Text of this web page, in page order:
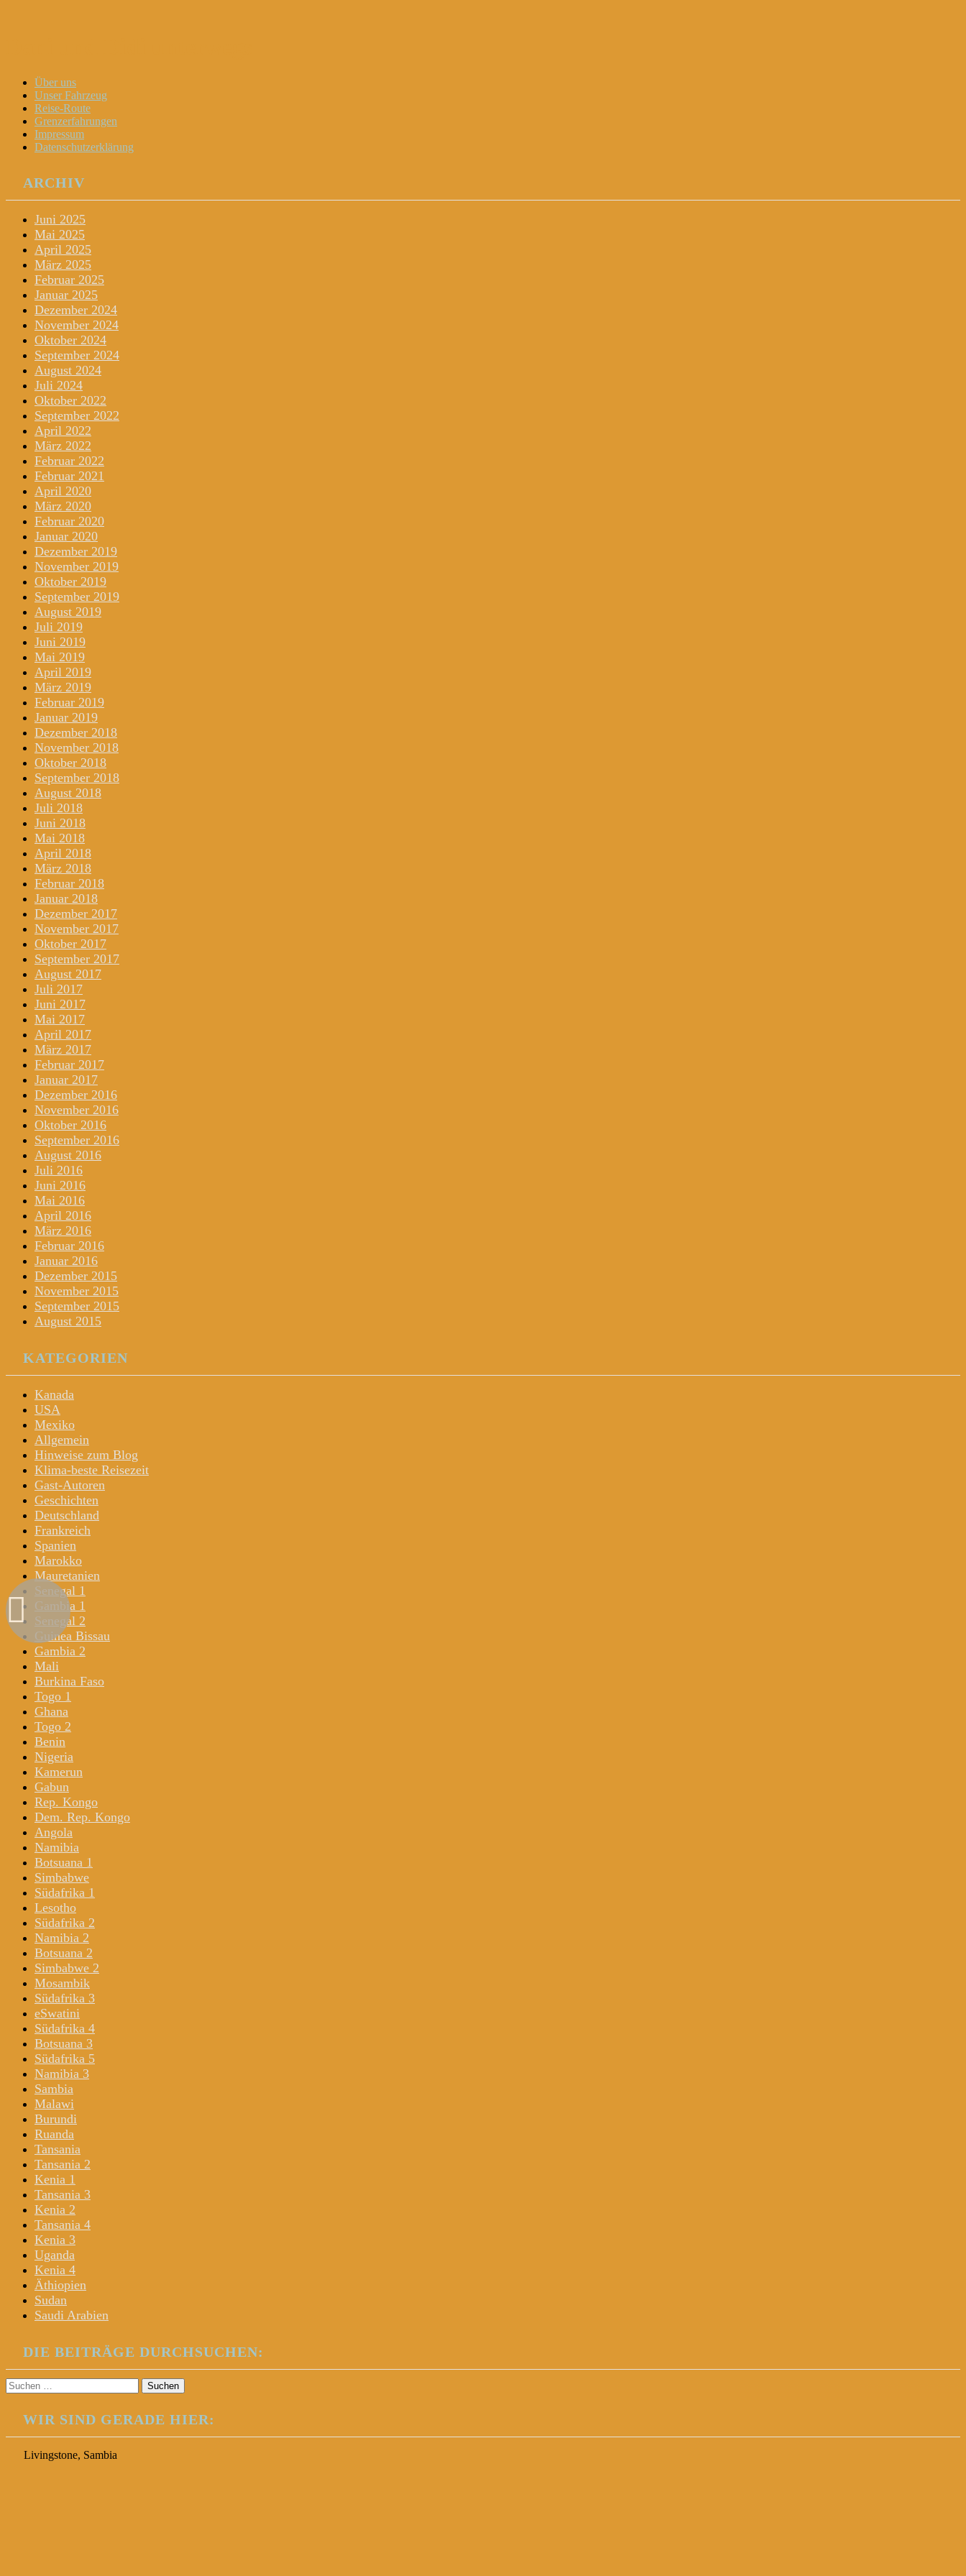
Menu
Widgets
Search
Skip
content
Über uns
Unser Fahrzeug
Reise-Route
Grenzerfahrungen
Impressum
Datenschutzerklärung
ARCHIV
Juni 2025
Mai 2025
April 2025
März 2025
Februar 2025
Januar 2025
Dezember 2024
November 2024
Oktober 2024
September 2024
August 2024
Juli 2024
Oktober 2022
September 2022
April 2022
März 2022
Februar 2022
Februar 2021
April 2020
März 2020
Februar 2020
Januar 2020
Dezember 2019
November 2019
Oktober 2019
September 2019
August 2019
Juli 2019
Juni 2019
Mai 2019
April 2019
März 2019
Februar 2019
Januar 2019
Dezember 2018
November 2018
Oktober 2018
September 2018
August 2018
Juli 2018
Juni 2018
Mai 2018
April 2018
März 2018
Februar 2018
Januar 2018
Dezember 2017
November 2017
Oktober 2017
September 2017
August 2017
Juli 2017
Juni 2017
Mai 2017
April 2017
März 2017
Februar 2017
Januar 2017
Dezember 2016
November 2016
Oktober 2016
September 2016
August 2016
Juli 2016
Juni 2016
Mai 2016
April 2016
März 2016
Februar 2016
Januar 2016
Dezember 2015
November 2015
September 2015
August 2015
KATEGORIEN
Kanada
USA
Mexiko
Allgemein
Hinweise zum Blog
Klima-beste Reisezeit
Gast-Autoren
Geschichten
Deutschland
Frankreich
Spanien
Marokko
Mauretanien
Senegal 1
Gambia 1
Senegal 2
Guinea Bissau
Gambia 2
Mali
Burkina Faso
Togo 1
Ghana
Togo 2
Benin
Nigeria
Kamerun
Gabun
Rep. Kongo
Dem. Rep. Kongo
Angola
Namibia
Botsuana 1
Simbabwe
Südafrika 1
Lesotho
Südafrika 2
Namibia 2
Botsuana 2
Simbabwe 2
Mosambik
Südafrika 3
eSwatini
Südafrika 4
Botsuana 3
Südafrika 5
Namibia 3
Sambia
Malawi
Burundi
Ruanda
Tansania
Tansania 2
Kenia 1
Tansania 3
Kenia 2
Tansania 4
Kenia 3
Uganda
Kenia 4
Äthiopien
Sudan
Saudi Arabien
DIE BEITRÄGE DURCHSUCHEN:
Suchen
nach:
WIR SIND GERADE HIER:
Livingstone, Sambia